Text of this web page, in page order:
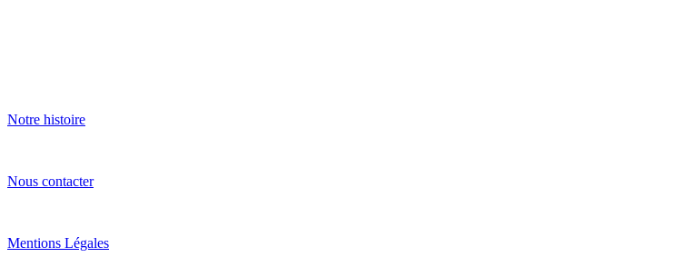
Notre histoire
Nous contacter
Mentions Légales